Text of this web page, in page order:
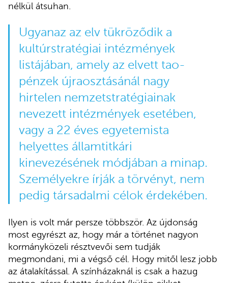
nélkül átsuhan.
Ugyanaz az elv tükröződik a
kultúrstratégiai intézmények
listájában, amely az elvett tao-
pénzek újraosztásánál nagy
hirtelen nemzetstratégiainak
nevezett intézmények esetében,
vagy a 22 éves egyetemista
helyettes államtitkári
kinevezésének módjában a minap.
Személyekre írják a törvényt, nem
pedig társadalmi célok érdekében.
Ilyen is volt már persze többször. Az újdonság
most egyrészt az, hogy már a történet nagyon
kormányközeli résztvevői sem tudják
megmondani, mi a végső cél. Hogy mitől lesz jobb
az átalakítással. A színházaknál is csak a hazug